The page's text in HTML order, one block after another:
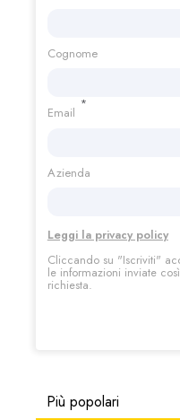
Cognome
Email
*
Azienda
Leggi la privacy policy
Cliccando su "Iscriviti"
le informazioni inviate
richiesta.
Più popolari